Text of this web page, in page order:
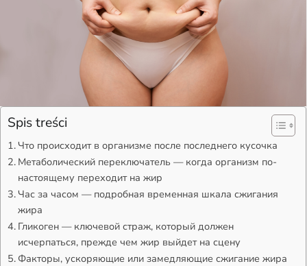
Spis treści
Что происходит в организме после последнего кусочка
Метаболический переключатель — когда организм по-
настоящему переходит на жир
Час за часом — подробная временная шкала сжигания
жира
Гликоген — ключевой страж, который должен
исчерпаться, прежде чем жир выйдет на сцену
Факторы, ускоряющие или замедляющие сжигание жира